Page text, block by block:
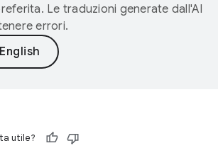
Le traduzioni generate dall'AI
errori.
utile?